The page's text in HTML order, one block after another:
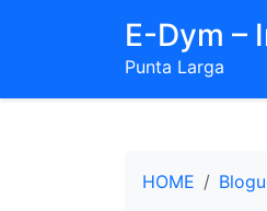
E-Dym –
Punta Larga
HOME Blogu